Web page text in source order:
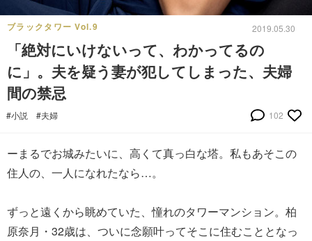
ブラックタワー Vol.9 2019.05.30
「絶対にいけないって、わかってるの
に」。夫を疑う妻が犯してしまった、夫婦
間の禁忌
#小説 #夫婦 102
ーまるでお城みたいに、高くて真っ白な塔。私もあそこの
住人の、一人になれたなら…。
ずっと遠くから眺めていた、憧れのタワーマンション。柏
原奈月・32歳は、ついに念願叶ってそこに住むこととなっ